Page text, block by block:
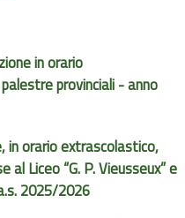
in orario
provinciali - anno
in orario extrascolastico,
al Liceo “G. P. Vieusseux” e
2025/2026